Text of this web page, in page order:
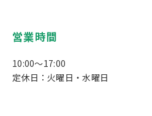
営業時間
10:00～17:00
定休日：火曜日・水曜日